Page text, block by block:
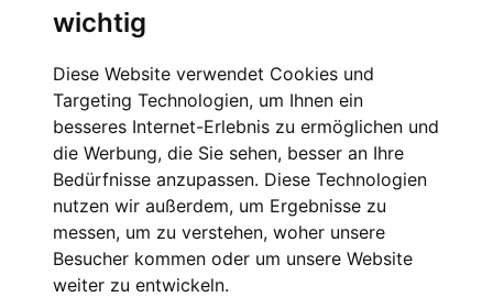
wichtig
Diese Website verwendet Cookies und
Targeting Technologien, um Ihnen ein
besseres Internet-Erlebnis zu ermöglichen und
die Werbung, die Sie sehen, besser an Ihre
Bedürfnisse anzupassen. Diese Technologien
nutzen wir außerdem, um Ergebnisse zu
messen, um zu verstehen, woher unsere
Besucher kommen oder um unsere Website
weiter zu entwickeln.
Kontakt
Datenschutz
Kontakt
Telefon: 0 51 41 - 88 88 90
E-Mail: info@metallideen.com